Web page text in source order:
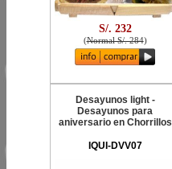
S/. 232
(Normal S/. 284)
Desayunos light -
Desayunos para
aniversario en Chorrillos
IQUI-DVV07